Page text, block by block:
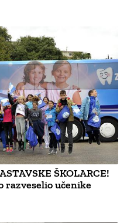
ŠKOLARCE!
razveselio učenike